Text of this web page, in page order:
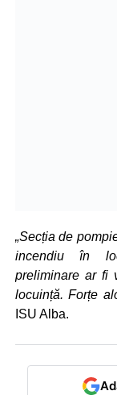
„Secția de
incendiu în
preliminare ar fi
locuință. Forțe
ISU Alba.